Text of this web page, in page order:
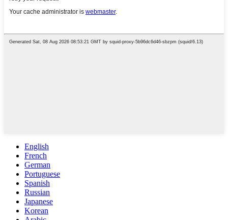
English
French
German
Portuguese
Spanish
Russian
Japanese
Korean